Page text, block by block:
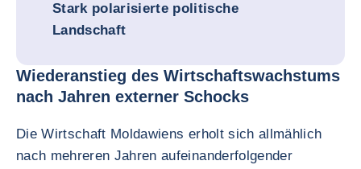
Stark polarisierte politische
Landschaft
Wiederanstieg des Wirtschaftswachstums
nach Jahren externer Schocks
Die Wirtschaft Moldawiens erholt sich allmählich
nach mehreren Jahren aufeinanderfolgender